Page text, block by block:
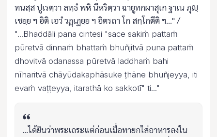
ทนสฺส ปูเรตฺวา ลทฺธํ พหิ นีหริตฺวา ฉายูทกผาสุเก ฐาเน ภุญฺ
เชยฺย ฯ อิติ เอวํ วฏฺเฏยฺย ฯ อิตรถา โก สกฺโกตีติ ฯ..." /
"...Bhaddāli pana cintesi "sace sakiṁ pattaṁ
pūretvā dinnaṁ bhattaṁ bhuñjitvā puna pattaṁ
dhovitvā odanassa pūretvā laddhaṁ bahi
nīharitvā chāyūdakaphāsuke ṭhāne bhuñjeyya, iti
evaṁ vaṭṭeyya, itarathā ko sakkotī" ti..."
...ได้ยินว่าพระเถระแต่ก่อนเมื่อทายกใส่อาหารลงใน